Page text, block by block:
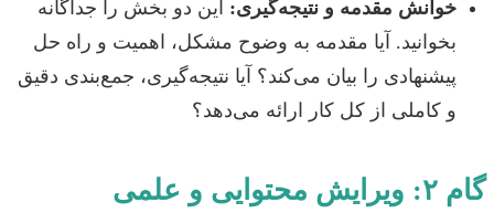
خوانش مقدمه و نتیجه‌گیری: این دو بخش را جداگانه
بخوانید. آیا مقدمه به وضوح مشکل، اهمیت و راه حل
پیشنهادی را بیان می‌کند؟ آیا نتیجه‌گیری، جمع‌بندی دقیق
و کاملی از کل کار ارائه می‌دهد؟
گام ۲: ویرایش محتوایی و علمی